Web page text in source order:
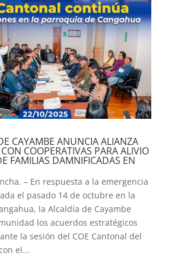
CAYAMBE ANUNCIA ALIANZA
COOPERATIVAS PARA ALIVIO
FAMILIAS DAMNIFICADAS EN
– En respuesta a la emergencia
el pasado 14 de octubre en la
la Alcaldía de Cayambe
los acuerdos estratégicos
la sesión del COE Cantonal del
el...